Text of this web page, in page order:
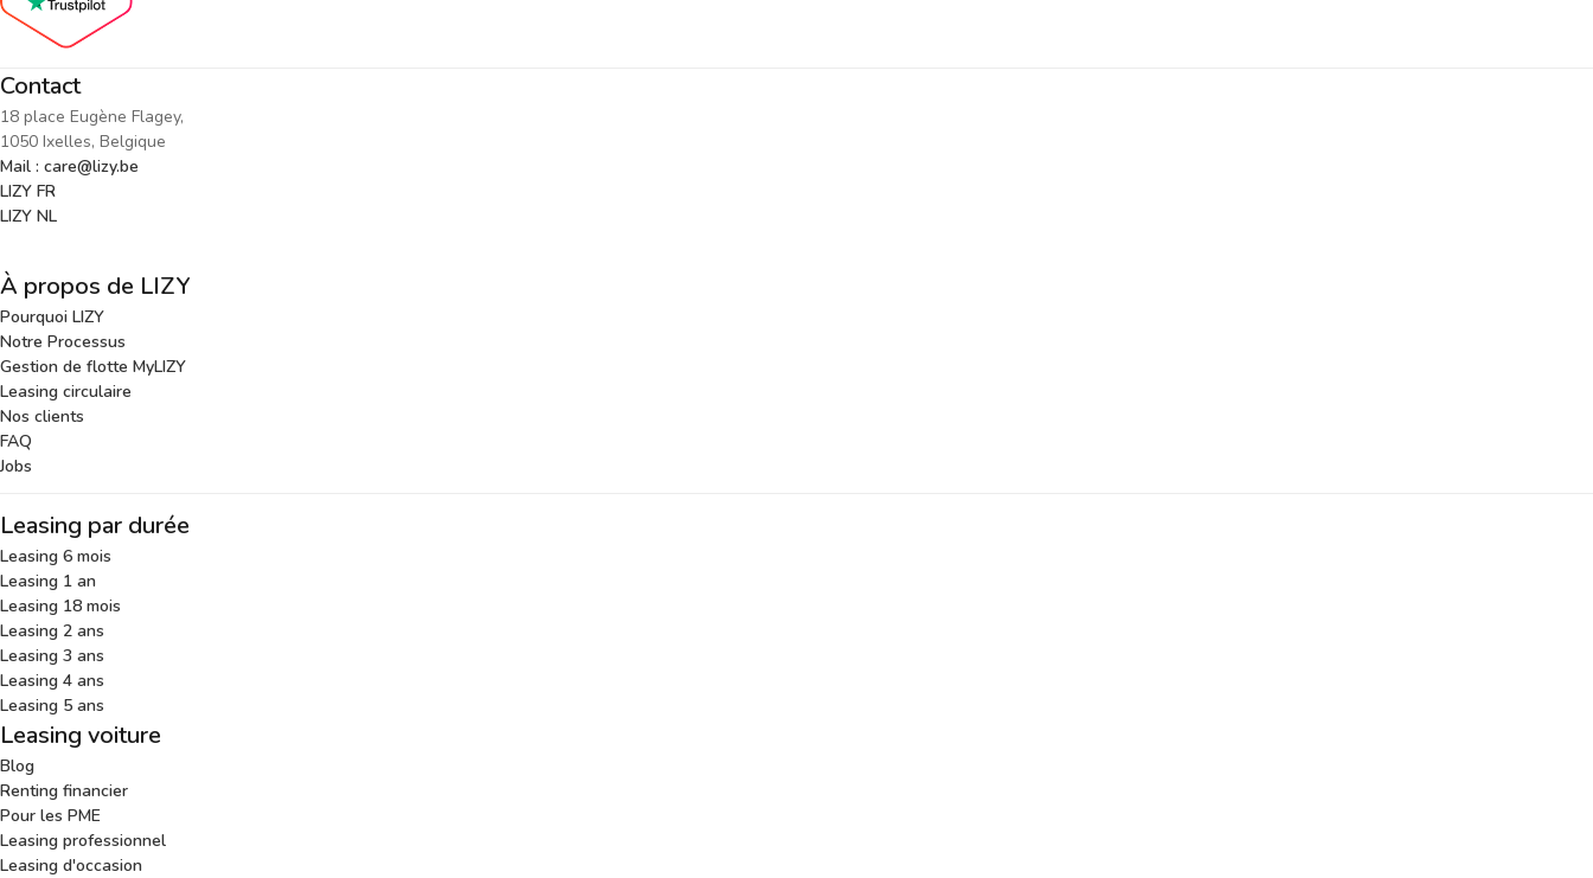
Contact
18 place Eugène Flagey,
1050 Ixelles, Belgique
Mail : care@lizy.be
LIZY FR
LIZY NL
À propos de LIZY
Pourquoi LIZY
Notre Processus
Gestion de flotte MyLIZY
Leasing circulaire
Nos clients
FAQ
Jobs
Leasing par durée
Leasing 6 mois
Leasing 1 an
Leasing 18 mois
Leasing 2 ans
Leasing 3 ans
Leasing 4 ans
Leasing 5 ans
Leasing voiture
Blog
Renting financier
Pour les PME
Leasing professionnel
Leasing d'occasion